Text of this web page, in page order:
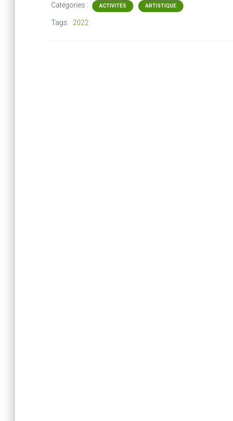
Catégories : ACTIVITÉS ARTISTIQUE
Tags: 2022